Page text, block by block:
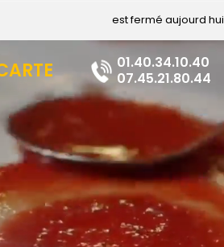
est fermé aujourd hui
01.40.34.10.40
07.45.21.80.44